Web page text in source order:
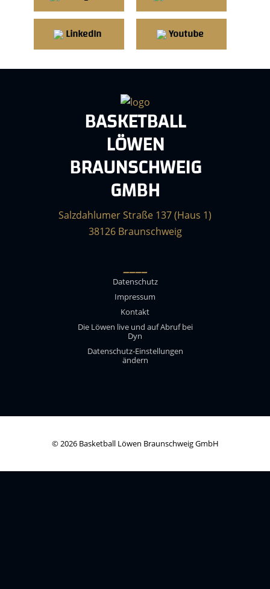
LinkedIn Youtube
BASKETBALL
LÖWEN
BRAUNSCHWEIG
GMBH
Salzdahlumer Straße 137 (Haus 1)
38126 Braunschweig
____
Datenschutz
Impressum
Kontakt
Die Löwen live und auf Abruf bei
Dyn
Datenschutz-Einstellungen
ändern
© 2026 Basketball Löwen Braunschweig GmbH